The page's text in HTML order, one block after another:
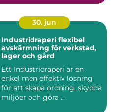
30. jun
Industridraperi flexibel
avskärmning för verkstad,
lager och gård
Ett Industridraperi är en
enkel men effektiv lösning
för att skapa ordning, skydda
miljöer och göra ...